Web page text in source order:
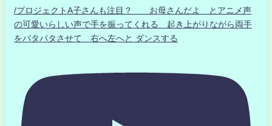
/プロジェクトA子さんも注目？ お母さんだよ とアニメ声
の可愛いらしい声で手を振ってくれる 起き上がりながら両手
をパタパタさせて 右へ左へと ダンスする